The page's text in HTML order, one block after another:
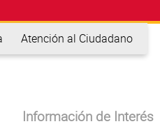
Atención al Ciudadano
Información de Interés